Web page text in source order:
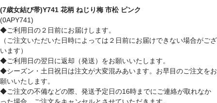
(7歳女結び帯)Y741 花柄 ねじり梅 市松 ピンク
(0APY741)
◆ご利用日の２日前にお届けします。
（ご注文いただいた日時によっては２日前にお届けできない場合がござ
います）
◆ご利用日の翌日に返却（発送）をお願いいたします。
◆シーズン・土日祝日は注文が大変混みあいます。お早目のご注文をお
願いいたします。
◆ご注文の不備などの際、発送予定日の16時までにご連絡が取れなか